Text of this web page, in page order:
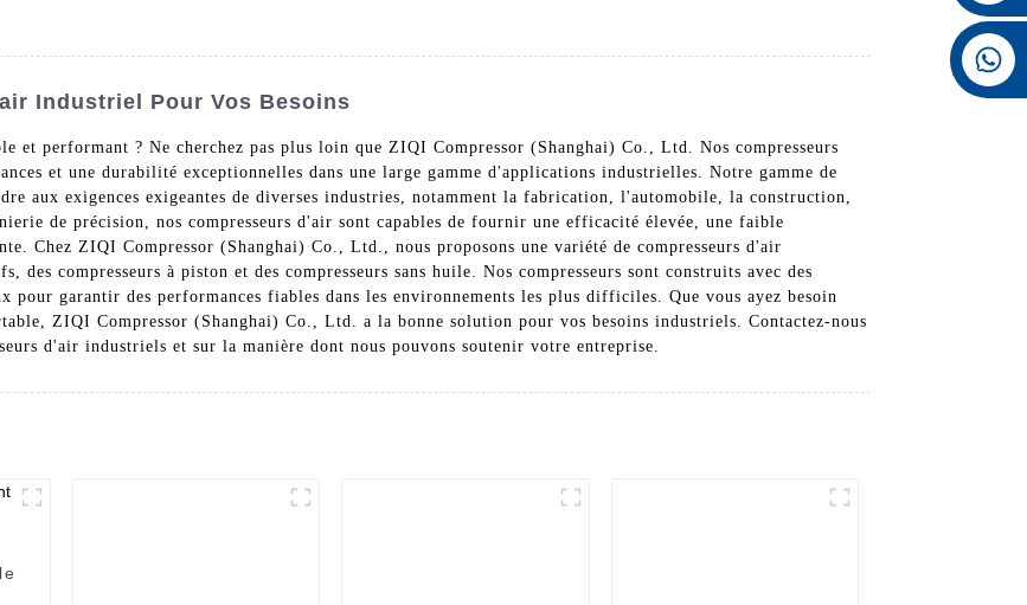
Industriel Pour Vos Besoins
et performant ? Ne cherchez pas plus loin que ZIQI Compressor (Shanghai) Co., Ltd. Nos compresseurs
et une durabilité exceptionnelles dans une large gamme d'applications industrielles. Notre gamme de
aux exigences exigeantes de diverses industries, notamment la fabrication, l'automobile, la construction,
de précision, nos compresseurs d'air sont capables de fournir une efficacité élevée, une faible
Chez ZIQI Compressor (Shanghai) Co., Ltd., nous proposons une variété de compresseurs d'air
des compresseurs à piston et des compresseurs sans huile. Nos compresseurs sont construits avec des
pour garantir des performances fiables dans les environnements les plus difficiles. Que vous ayez besoin
ZIQI Compressor (Shanghai) Co., Ltd. a la bonne solution pour vos besoins industriels. Contactez-nous
d'air industriels et sur la manière dont nous pouvons soutenir votre entreprise.